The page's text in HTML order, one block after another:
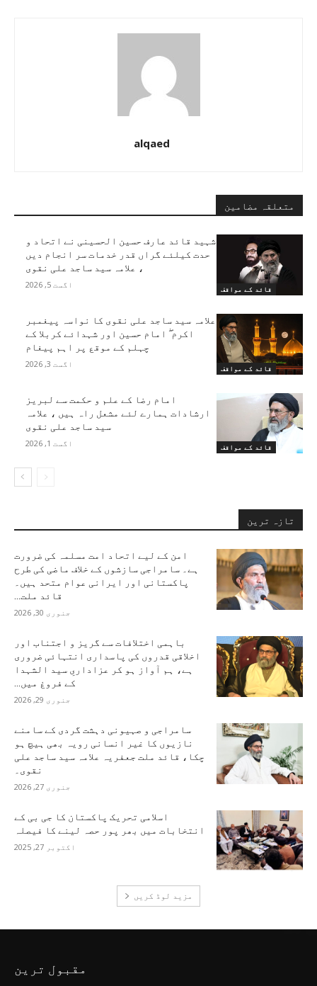
alqaed
متعلقہ مضامین
قائد کے مواقف
شہید قائد عارف حسین الحسینی نے اتحاد و
حدت کیلئے گراں قدر خدمات سر انجام دیں
، علامہ سید ساجد علی نقوی
اگست 5, 2026
قائد کے مواقف
علامہ سید ساجد علی نقوی کا نواسہ پیغمبر
اکرم ۖ امام حسین اور شہدائے کربلا کے
چہلم کے موقع پر اہم پیغام
اگست 3, 2026
قائد کے مواقف
امام رضا کے علم و حکمت سے لبریز
ارشادات ہمارے لئے مشعل راہ ہیں ، علامہ
سید ساجد علی نقوی
اگست 1, 2026
تازہ ترین
امن کے لیے اتحاد امت مسلمہ کی ضرورت
ہے۔ سامراجی سازشوں کے خلاف ماضی کی طرح
پاکستانی اور ایرانی عوام متحد ہیں۔
قائد ملت...
جنوری 30, 2026
باہمی اختلافات سے گریز و اجتناب اور
اخلاقی قدروں کی پاسداری انتہائی ضروری
ہے، ہم آواز ہو کر عزاداریِ سید الشہدا
کے فروغ میں...
جنوری 29, 2026
سامراجی و صہیونی دہشت گردی کے سامنے
نازیوں کا غیر انسانی رویہ بھی ہیچ ہو
چکا، قائد ملت جعفریہ علامہ سید ساجد علی
نقوی۔
جنوری 27, 2026
اسلامی تحریک پاکستان کا جی بی کے
انتخابات میں بھر پور حصہ لینے کا فیصلہ
اکتوبر 27, 2025
مزید لوڈ کریں
مقبول ترین